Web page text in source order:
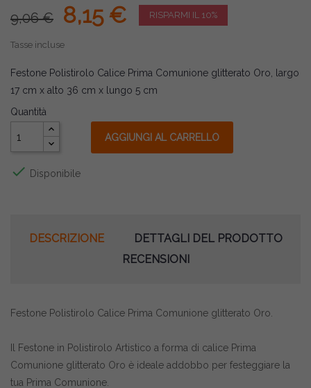
9,06 € 8,15 € RISPARMI IL 10%
Tasse incluse
Festone Polistirolo Calice Prima Comunione glitterato Oro, largo
17 cm x alto 36 cm x lungo 5 cm
Quantità
AGGIUNGI AL CARRELLO
 Disponibile
DESCRIZIONE
DETTAGLI DEL PRODOTTO
RECENSIONI
Festone Polistirolo Calice Prima Comunione glitterato Oro.
Il Festone in Polistirolo Artistico a forma di calice Prima
Comunione glitterato Oro è ideale addobbo per festeggiare la
tua Prima Comunione.